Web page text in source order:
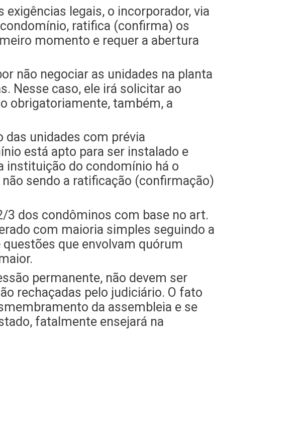
exigências legais, o incorporador, via
ratifica (confirma) os
momento e requer a abertura
não negociar as unidades na planta
Nesse caso, ele irá solicitar ao
obrigatoriamente, também, a
das unidades com prévia
está apto para ser instalado e
instituição do condomínio há o
sendo a ratificação (confirmação)
3 dos condôminos com base no art.
com maioria simples seguindo a
que envolvam quórum
permanente, não devem ser
rechaçadas pelo judiciário. O fato
da assembleia e se
fatalmente ensejará na